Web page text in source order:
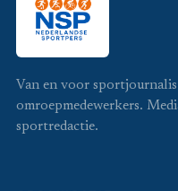
Van en voor
omroepmedewerkers.
sportredactie.